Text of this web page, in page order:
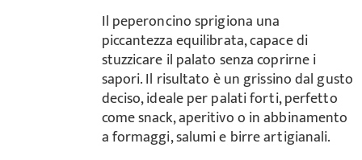
Il peperoncino sprigiona una
piccantezza equilibrata, capace di
stuzzicare il palato senza coprirne i
sapori. Il risultato è un grissino dal gusto
deciso, ideale per palati forti, perfetto
come snack, aperitivo o in abbinamento
a formaggi, salumi e birre artigianali.